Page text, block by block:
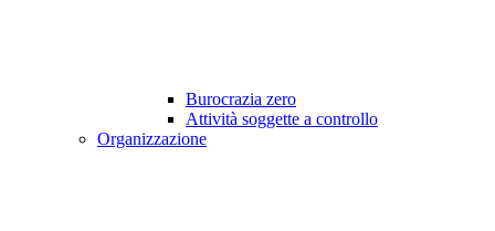
Burocrazia zero
Attività soggette a controllo
Organizzazione